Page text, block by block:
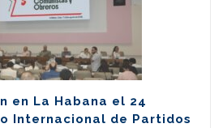
en La Habana el 24
Internacional de Partidos